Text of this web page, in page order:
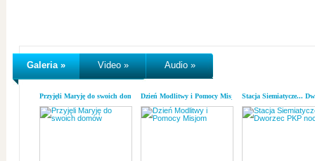
Galeria » Video » Audio »
Przyjęli Maryję do swoich domówDzień Modlitwy i Pomocy MisjomStacja Siemiatycze...